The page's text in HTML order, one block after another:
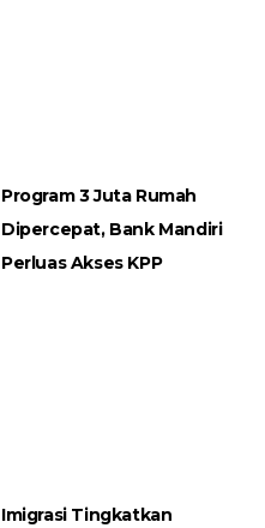
Program 3 Juta Rumah
Dipercepat, Bank Mandiri
Perluas Akses KPP
Imigrasi Tingkatkan